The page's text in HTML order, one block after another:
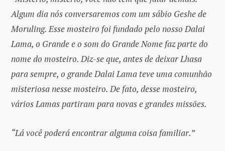
Algum dia nós conversaremos com um sábio Geshe de
Moruling. Esse mosteiro foi fundado pelo nosso Dalai
Lama, o Grande e o som do Grande Nome faz parte do
nome do mosteiro. Diz-se que, antes de deixar Lhasa
para sempre, o grande Dalai Lama teve uma comunhão
misteriosa nesse mosteiro. De fato, desse mosteiro,
vários Lamas partiram para novas e grandes missões.
“Lá você poderá encontrar alguma coisa familiar.”